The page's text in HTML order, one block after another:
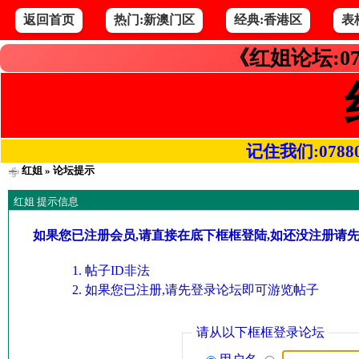
返回首页 热门:新澳门区 经典:香港区 表
《红姐论坛
记住我们
红姐» 论坛提示
红姐 提示信息
如果您已注册会员,请直接在底下框框登陆,如还没注册请
帖子ID非法
如果您已注册,请先登录论坛即可游览帖子
请从以下框框登录论坛